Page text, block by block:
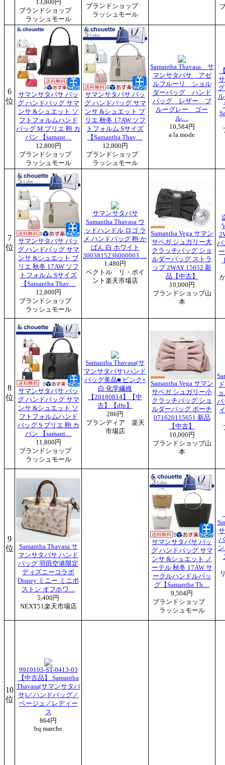
13,800円
ブランドショップ
ラッシュモール
ブランドショップ
ラッシュモール
6
位
サマンサタバサ バッ
グ ハンドバッグ サマ
ンサ &シュエット ソ
フトフォルムハンド
バッグ M ブリエ 鞄 カ
バン 【samant…
12,800円
ブランドショップ
ラッシュモール
サマンサタバサ バッ
グ ハンドバッグ サマ
ンサ &シュエット ブ
リエ 秋冬 17AW ソフ
トフォルム Sサイズ
【Samantha Thav…
12,800円
ブランドショップ
ラッシュモール
Samantha Thavasa サ
マンサタバサ アゼ
ルフルーリ ショル
ダーバッグ ハンド
バッグ レザー ブ
ルーグレー ゴー
ル…
10,584円
a la mode
7
位
サマンサタバサ バッ
グ ハンドバッグ サマ
ンサ &シュエット ブ
リエ 秋冬 17AW ソフ
トフォルム Sサイズ
【Samantha Thav…
12,800円
ブランドショップ
ラッシュモール
サマンサタバサ
Samantha Thavasa ウ
ッドハンドル ロゴ ラ
メ ハンドバッグ 鞄 か
ばん 白 ホワイト
3003815236000003 …
1,480円
ベクトル リ・ポイ
ント楽天市場店
Samantha Vega サマン
サベガ シュガリー大
クラッチバッグ ショ
ルダーバッグ ストラ
ップ 2WAY 15652 新
品【中古】
10,000円
ブランドショップ山
本
バ
8
位
サマンサタバサ バッ
グ ハンドバッグ サマ
ンサ &シュエット ソ
フトフォルムハンド
バッグ S ブリエ 鞄 カ
バン 【samant…
11,800円
ブランドショップ
ラッシュモール
Samantha Thavasa(サ
マンサタバサ) ハンド
バッグ美品■ ピンク×
白 化学繊維
【20180814】【中
古】【dfn】
286円
ブランディア 楽天
市場店
Samantha Vega サマン
サベガ シュガリー小
クラッチバッグ ショ
ルダーバッグ ポーチ
071620115651 新品
【中古】
10,000円
ブランドショップ山
本
バ
9
位
Samantha Thavasa サ
マンサタバサ ハンド
バッグ 羽田空港限定
ディズニーコラボ
Disney ミニー ミニボ
ストン オフホワ…
5,400円
NEXT51楽天市場店
サマンサタバサ バッ
グ ハンドバッグ サマ
ンサ &シュエット ノ
ーテル 秋冬 17AW サ
ークルハンドルバッ
グ【Samantha Th…
9,504円
ブランドショップ
ラッシュモール
10
位
9910103-ST-0413-03
【中古品】 Samantha
Thavasa(サマンサタバ
サ)／ハンドバッグ／
ベージュ／レディー
ス
864円
bq marche